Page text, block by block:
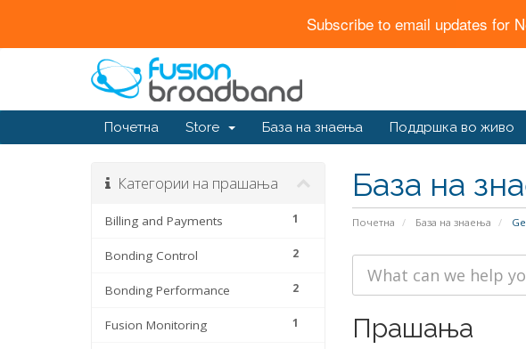
Subscribe to email updates for
Почетна Store База на знаења Поддршка во живо
База на
Почетна База на знаења
Категории на прашања
1
Billing and Payments
2
Bonding Control
2
Bonding Performance
1
Fusion Monitoring Прашања